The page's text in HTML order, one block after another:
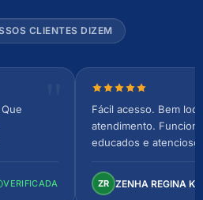
CLIENTES DIZEM
VERIFICADA
Nota 5 de 5
Fácil acesso. Bem
atendimento.
educados e
Perfeito!
ZR ZENHA REGINA